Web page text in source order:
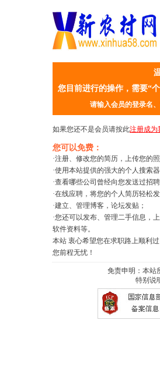
您目前进行的操作，需要“
请输入会员的登录名
如果您还不是会员请按此注册成为
您可以免费：
·注册、修改您的简历，上传您的
·使用本站提供的强大的个人搜索
·查看哪些公司曾经向您发送过招聘
·在线应聘，将您的个人简历轻松
·建立、管理博客，论坛发贴；
·您还可以发布、管理二手信息，
软件资料等。
本站 衷心希望您在求职路上顺利
您前程无忧！
免责申明：本站
特别说